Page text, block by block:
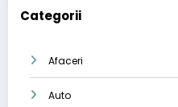
Categorii
Afaceri
Auto